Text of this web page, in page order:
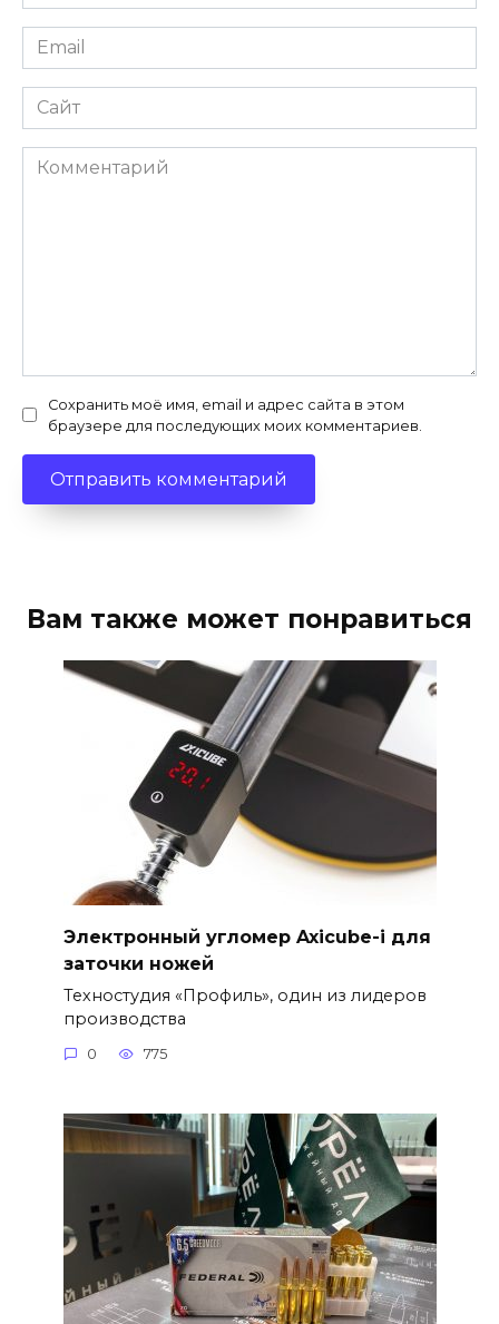
*
Email
*
Сайт
Комментарий
Сохранить моё имя, email и адрес сайта в этом
браузере для последующих моих комментариев.
Вам также может понравиться
Электронный угломер Axicube-i для
заточки ножей
Техностудия «Профиль», один из лидеров
производства
0 775